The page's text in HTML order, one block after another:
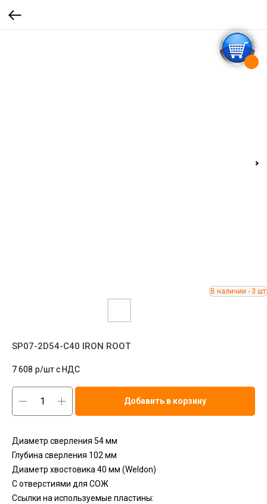
SP07-2D54-C40 IRON ROOT
7 608 р/шт c НДС
Добавить в корзину
Диаметр сверления 54 мм
Глубина сверления 102 мм
Диаметр хвостовика 40 мм (Weldon)
С отверстиями для СОЖ
Ссылки на используемые пластины: